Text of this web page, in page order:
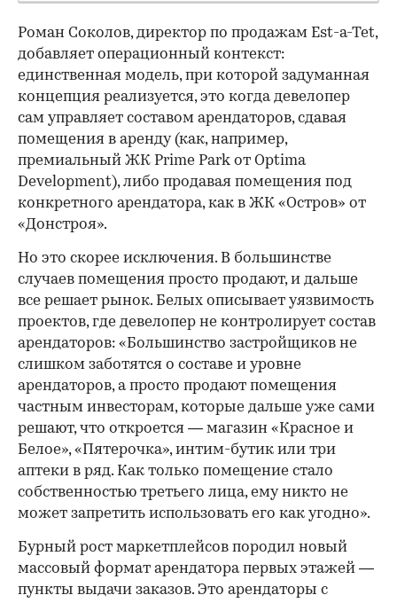
Роман Соколов, директор по продажам Est-a-Tet,
добавляет операционный контекст:
единственная модель, при которой задуманная
концепция реализуется, это когда девелопер
сам управляет составом арендаторов, сдавая
помещения в аренду (как, например,
премиальный ЖК Prime Park от Optima
Development), либо продавая помещения под
конкретного арендатора, как в ЖК «Остров» от
«Донстроя».
Но это скорее исключения. В большинстве
случаев помещения просто продают, и дальше
все решает рынок. Белых описывает уязвимость
проектов, где девелопер не контролирует состав
арендаторов: «Большинство застройщиков не
слишком заботятся о составе и уровне
арендаторов, а просто продают помещения
частным инвесторам, которые дальше уже сами
решают, что откроется — магазин «Красное и
Белое», «Пятерочка», интим-бутик или три
аптеки в ряд. Как только помещение стало
собственностью третьего лица, ему никто не
может запретить использовать его как угодно».
Бурный рост маркетплейсов породил новый
массовый формат арендатора первых этажей —
пункты выдачи заказов. Это арендаторы с